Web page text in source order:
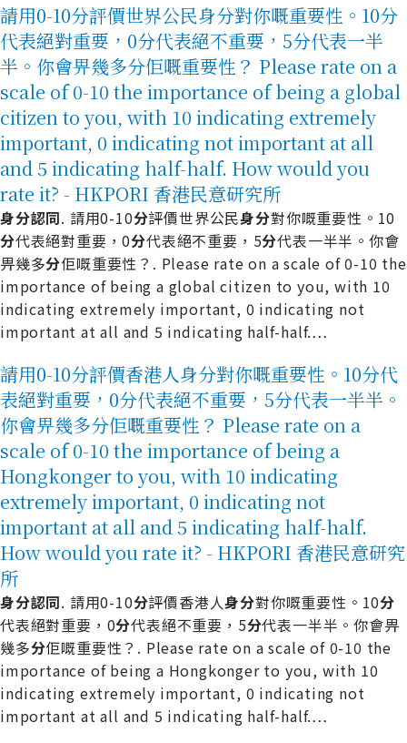
請用0-10分評價世界公民身分對你嘅重要性。10分
代表絕對重要，0分代表絕不重要，5分代表一半
半。你會畀幾多分佢嘅重要性？ Please rate on a
scale of 0-10 the importance of being a global
citizen to you, with 10 indicating extremely
important, 0 indicating not important at all
and 5 indicating half-half. How would you
rate it? - HKPORI 香港民意研究所
身分認同. 請用0-10分評價世界公民身分對你嘅重要性。10
分代表絕對重要，0分代表絕不重要，5分代表一半半。你會
畀幾多分佢嘅重要性？. Please rate on a scale of 0-10 the
importance of being a global citizen to you, with 10
indicating extremely important, 0 indicating not
important at all and 5 indicating half-half.…
請用0-10分評價香港人身分對你嘅重要性。10分代
表絕對重要，0分代表絕不重要，5分代表一半半。
你會畀幾多分佢嘅重要性？ Please rate on a
scale of 0-10 the importance of being a
Hongkonger to you, with 10 indicating
extremely important, 0 indicating not
important at all and 5 indicating half-half.
How would you rate it? - HKPORI 香港民意研究
所
身分認同. 請用0-10分評價香港人身分對你嘅重要性。10分
代表絕對重要，0分代表絕不重要，5分代表一半半。你會畀
幾多分佢嘅重要性？. Please rate on a scale of 0-10 the
importance of being a Hongkonger to you, with 10
indicating extremely important, 0 indicating not
important at all and 5 indicating half-half.…